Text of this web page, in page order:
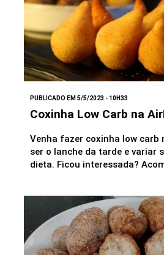
PUBLICADO EM 5/5/2023 - 10H33
Coxinha Low Carb na
Venha fazer coxinha low carb
ser o lanche da tarde e variar
dieta. Ficou interessada?